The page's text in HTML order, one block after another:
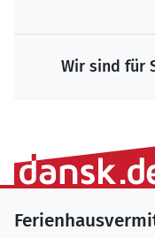
Wir sind für